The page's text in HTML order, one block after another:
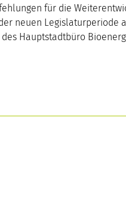
für die
neuen Legislaturperiode
Hauptstadtbüro